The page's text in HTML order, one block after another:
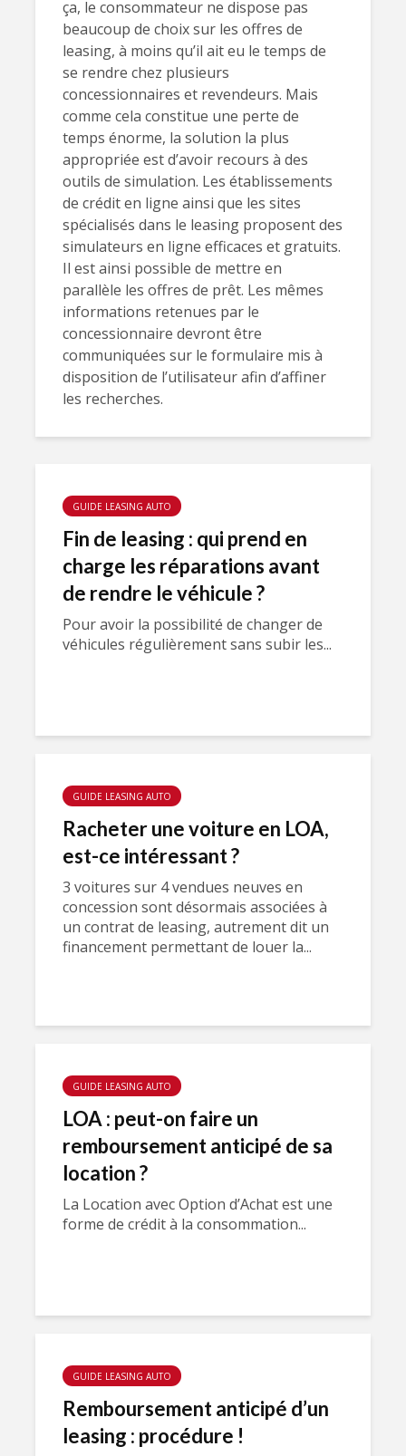
ça, le consommateur ne dispose pas
beaucoup de choix sur les offres de
leasing, à moins qu’il ait eu le temps de
se rendre chez plusieurs
concessionnaires et revendeurs. Mais
comme cela constitue une perte de
temps énorme, la solution la plus
appropriée est d’avoir recours à des
outils de simulation. Les établissements
de crédit en ligne ainsi que les sites
spécialisés dans le leasing proposent des
simulateurs en ligne efficaces et gratuits.
Il est ainsi possible de mettre en
parallèle les offres de prêt. Les mêmes
informations retenues par le
concessionnaire devront être
communiquées sur le formulaire mis à
disposition de l’utilisateur afin d’affiner
les recherches.
GUIDE LEASING AUTO
Fin de leasing : qui prend en
charge les réparations avant
de rendre le véhicule ?
Pour avoir la possibilité de changer de
véhicules régulièrement sans subir les...
GUIDE LEASING AUTO
Racheter une voiture en LOA,
est-ce intéressant ?
3 voitures sur 4 vendues neuves en
concession sont désormais associées à
un contrat de leasing, autrement dit un
financement permettant de louer la...
GUIDE LEASING AUTO
LOA : peut-on faire un
remboursement anticipé de sa
location ?
La Location avec Option d’Achat est une
forme de crédit à la consommation...
GUIDE LEASING AUTO
Remboursement anticipé d’un
leasing : procédure !